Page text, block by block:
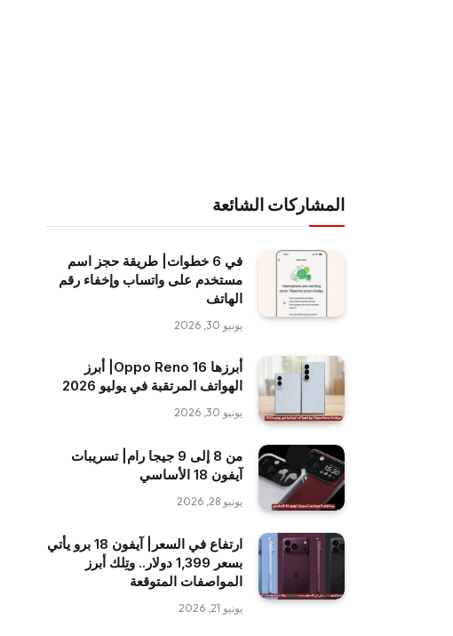
المشاركات الشائعة
في 6 خطوات| طريقة حجز اسم
مستخدم على واتساب وإخفاء رقم
الهاتف
يونيو 30, 2026
أبرزها Oppo Reno 16| أبرز
الهواتف المرتقبة في يوليو 2026
يونيو 30, 2026
من 8 إلى 9 جيجا رام| تسريبات
آيفون 18 الأساسي
يونيو 28, 2026
ارتفاع في السعر| آيفون 18 برو يأتي
بسعر 1,399 دولار.. وتِلك أبرز
المواصفات المتوقعة
يونيو 21, 2026